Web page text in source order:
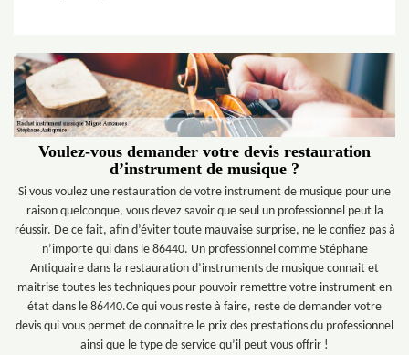
Voulez-vous demander votre devis restauration
d’instrument de musique ?
Si vous voulez une restauration de votre instrument de musique pour une
raison quelconque, vous devez savoir que seul un professionnel peut la
réussir. De ce fait, afin d’éviter toute mauvaise surprise, ne le confiez pas à
n’importe qui dans le 86440. Un professionnel comme Stéphane
Antiquaire dans la restauration d’instruments de musique connait et
maitrise toutes les techniques pour pouvoir remettre votre instrument en
état dans le 86440.Ce qui vous reste à faire, reste de demander votre
devis qui vous permet de connaitre le prix des prestations du professionnel
ainsi que le type de service qu’il peut vous offrir !